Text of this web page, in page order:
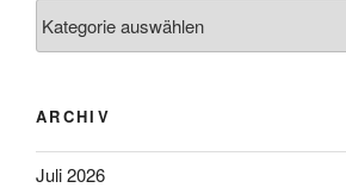
ARCHIV
Juli 2026